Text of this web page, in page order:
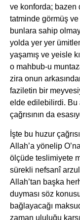
ve konforda; bazen
tatminde görmüş ve
bunlara sahip
yolda yer yer
yaşamış ve yeisle
o mahbub-u
zira onun
faziletin bir
elde edilebilirdi. Bu
çağrısının da
İşte bu huzur
Allah’a yönelip
ölçüde teslimiyete
sürekli nefsanî
Allah’tan başka
duyması söz
bağlayacağı
zaman ululuğu